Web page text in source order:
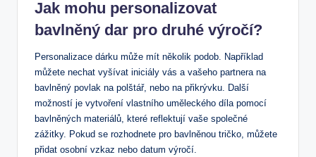
Jak mohu personalizovat
bavlněný dar pro druhé výročí?
Personalizace dárku může mít několik podob. Například
⁢můžete nechat vyšívat iniciály vás a vašeho partnera na
bavlněný povlak ‍na polštář, nebo na přikrývku. Další
možností je vytvoření vlastního uměleckého díla pomocí​
bavlněných materiálů, které⁤ reflektují ‌vaše společné
zážitky. Pokud se rozhodnete pro bavlněnou tričko, můžete
přidat osobní vzkaz nebo datum výročí.